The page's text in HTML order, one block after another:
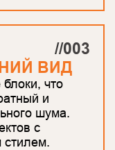
//003
ВИД
что
и
шума.
с
стилем.